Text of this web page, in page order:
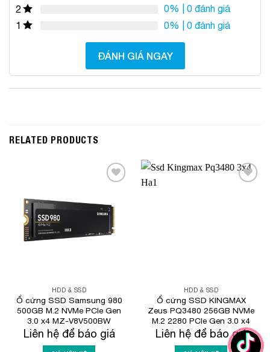
2
0% | 0 đánh giá
1
0% | 0 đánh giá
ĐÁNH GIÁ NGAY
RELATED PRODUCTS
HDD & SSD
Ổ cứng SSD Samsung 980
500GB M.2 NVMe PCIe Gen
3.0 x4 MZ-V8V500BW
Liên hệ để báo giá
HDD & SSD
Ổ cứng SSD KINGMAX
Zeus PQ3480 256GB NVMe
M.2 2280 PCIe Gen 3.0 x4
Liên hệ để báo giá